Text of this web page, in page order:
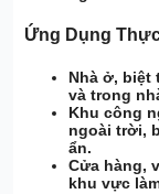
Ứng Dụng
Nhà ở, biệt
và trong
Khu công
ngoài trời,
ẩn.
Cửa hàng,
khu vực